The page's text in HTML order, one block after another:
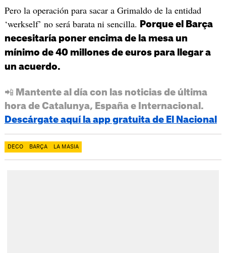
Pero la operación para sacar a Grimaldo de la entidad
‘werkself’ no será barata ni sencilla.
Porque el Barça
necesitaría poner encima de la mesa un
mínimo de 40 millones de euros para llegar a
un acuerdo.
📲 Mantente al día con las noticias de última
hora de Catalunya, España e Internacional.
Descárgate aquí la app gratuita de El Nacional
DECO BARÇA LA MASIA